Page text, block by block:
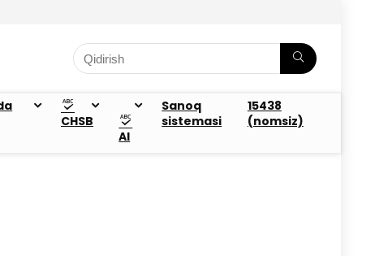
CHSB
AI
Sanoq
sistemasi
15438
(nomsiz)